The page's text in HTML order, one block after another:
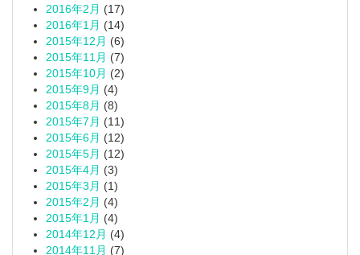
2016年2月 (17)
2016年1月 (14)
2015年12月 (6)
2015年11月 (7)
2015年10月 (2)
2015年9月 (4)
2015年8月 (8)
2015年7月 (11)
2015年6月 (12)
2015年5月 (12)
2015年4月 (3)
2015年3月 (1)
2015年2月 (4)
2015年1月 (4)
2014年12月 (4)
2014年11月 (7)